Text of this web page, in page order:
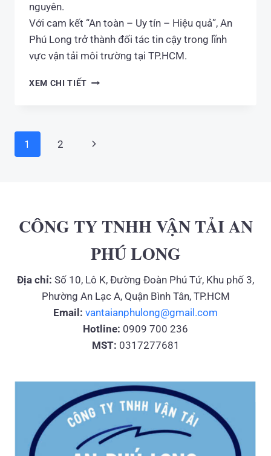
nguyên.
Với cam kết “An toàn – Uy tín – Hiệu quả”, An
Phú Long trở thành đối tác tin cậy trong lĩnh
vực vận tải môi trường tại TP.HCM.
XEM CHI TIẾT VẬN
TÂN:
NGHIỆP,
MINH
THÂN
MÔI
TRƯỜNG
Page
navigation
1 2
Next
CÔNG TY TNHH VẬN TẢI AN
PHÚ LONG
Địa chỉ: Số 10, Lô K, Đường Đoàn Phú Tứ, Khu phố 3,
Phường An Lạc A, Quận Bình Tân, TP.HCM
Email: vantaianphulong@gmail.com
Hotline: 0909 700 236
MST: 0317277681